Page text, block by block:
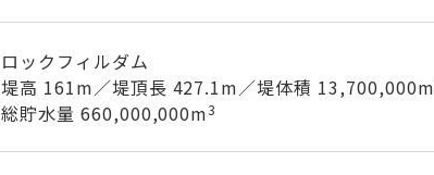
ロックフィルダム
堤高 161m／堤頂長 427.1m／堤体積 13,700,000m
総貯水量 660,000,000m3